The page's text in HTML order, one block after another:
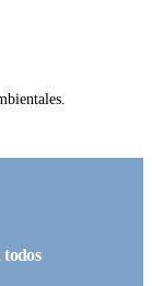
todos